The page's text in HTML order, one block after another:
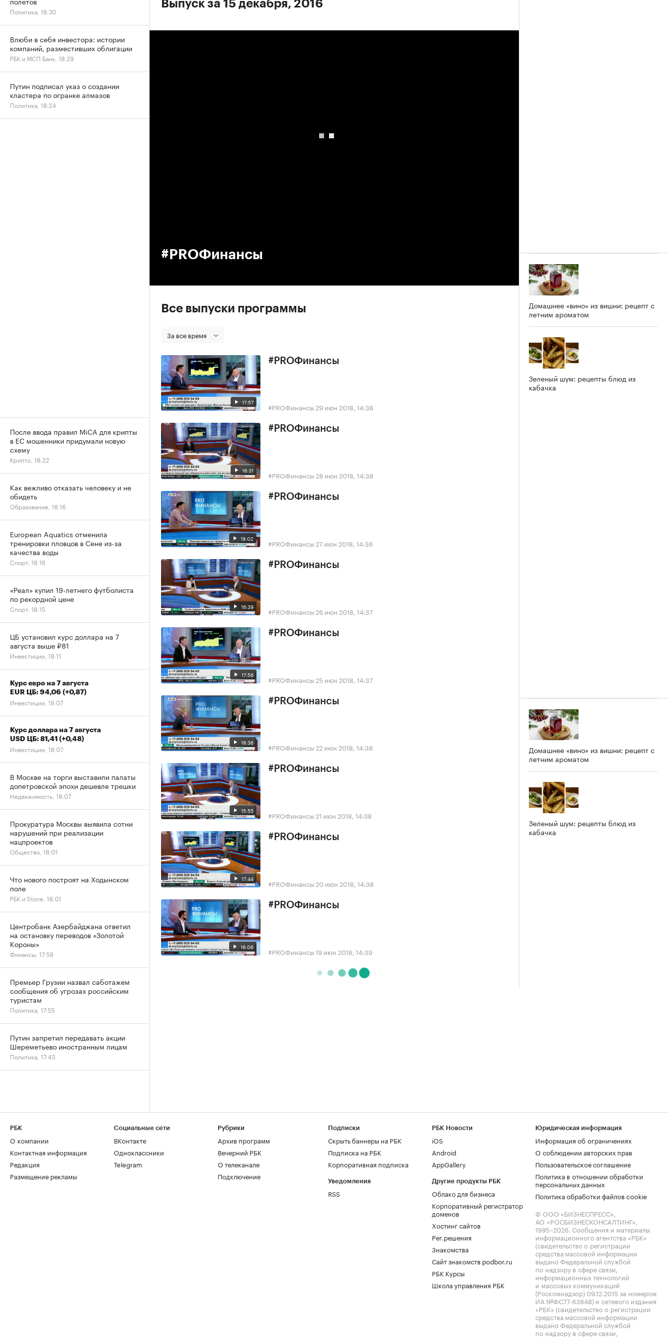
Выпуск за 15 декабря, 2016
#PROФинансы
Все выпуски программы
За все время
17:57
#PROФинансы
#PROФинансы 29 июн 2018, 14:38
16:31
#PROФинансы
#PROФинансы 28 июн 2018, 14:38
18:02
#PROФинансы
#PROФинансы 27 июн 2018, 14:36
16:39
#PROФинансы
#PROФинансы 26 июн 2018, 14:37
17:56
#PROФинансы
#PROФинансы 25 июн 2018, 14:37
18:36
#PROФинансы
#PROФинансы 22 июн 2018, 14:38
15:55
#PROФинансы
#PROФинансы 21 июн 2018, 14:38
17:44
#PROФинансы
#PROФинансы 20 июн 2018, 14:38
16:06
#PROФинансы
#PROФинансы 19 июн 2018, 14:39
Домашнее «вино» из вишни: рецепт с
летним ароматом
Зеленый шум: рецепты блюд из
кабачка
Домашнее «вино» из вишни: рецепт с
летним ароматом
Зеленый шум: рецепты блюд из
кабачка
Политика, 18:30
Влюби в себя инвестора: истории
компаний, разместивших облигации
РБК и МСП Банк, 18:29
Путин подписал указ о создании
кластера по огранке алмазов
Политика, 18:24
После ввода правил MiCA для крипты
в ЕС мошенники придумали новую
схему
Крипто, 18:22
Как вежливо отказать человеку и не
обидеть
Образование, 18:16
European Aquatics отменила
тренировки пловцов в Сене из-за
качества воды
Спорт, 18:16
«Реал» купил 19-летнего футболиста
по рекордной цене
Спорт, 18:15
ЦБ установил курс доллара на 7
августа выше ₽81
Инвестиции, 18:11
Курс евро на 7 августа
EUR ЦБ: 94,06 (+0,87)
Инвестиции, 18:07
Курс доллара на 7 августа
USD ЦБ: 81,41 (+0,48)
Инвестиции, 18:07
В Москве на торги выставили палаты
допетровской эпохи дешевле трешки
Недвижимость, 18:07
Прокуратура Москвы выявила сотни
нарушений при реализации
нацпроектов
Общество, 18:01
Что нового построят на Ходынском
поле
РБК и Stone, 18:01
Центробанк Азербайджана ответил
на остановку переводов «Золотой
Короны»
Финансы, 17:59
Премьер Грузии назвал саботажем
сообщения об угрозах российским
туристам
Политика, 17:55
Путин запретил передавать акции
Шереметьево иностранным лицам
Политика, 17:43
РБК
О компании
Контактная информация
Редакция
Размещение рекламы
Социальные сети
ВКонтакте
Одноклассники
Telegram
Рубрики
Архив программ
Вечерний РБК
О телеканале
Подключение
Подписки
Скрыть баннеры на РБК
Подписка на РБК
Корпоративная подписка
Уведомления
RSS
РБК Новости
iOS
Android
AppGallery
Другие продукты РБК
Облако для бизнеса
Корпоративный регистратор
доменов
Хостинг сайтов
Рег.решения
Знакомства
Сайт знакомств podbor.ru
РБК Курсы
Школа управления РБК
Юридическая информация
Информация об ограничениях
О соблюдении авторских прав
Пользовательское соглашение
Политика в отношении обработки
персональных данных
Политика обработки файлов cookie
© ООО «БИЗНЕСПРЕСС»,
АО «РОСБИЗНЕСКОНСАЛТИНГ»,
1995–2026. Сообщения и материалы
информационного агентства «РБК»
(свидетельство о регистрации
средства массовой информации
выдано Федеральной службой
по надзору в сфере связи,
информационных технологий
и массовых коммуникаций
(Роскомнадзор) 09.12.2015 за номером
ИА №ФС77-63848) и сетевого издания
«РБК» (свидетельство о регистрации
средства массовой информации
выдано Федеральной службой
по надзору в сфере связи,